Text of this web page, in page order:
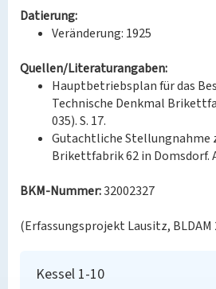
Datierung:
Veränderung: 1925
Quellen/Literaturangaben:
Hauptbetriebsplan für das
Technische Denkmal
035). S. 17.
Gutachtliche Stellungnahme
Brikettfabrik 62 in Domsdorf.
BKM-Nummer:32002327
(Erfassungsprojekt Lausitz, BLDAM
Kessel 1-10